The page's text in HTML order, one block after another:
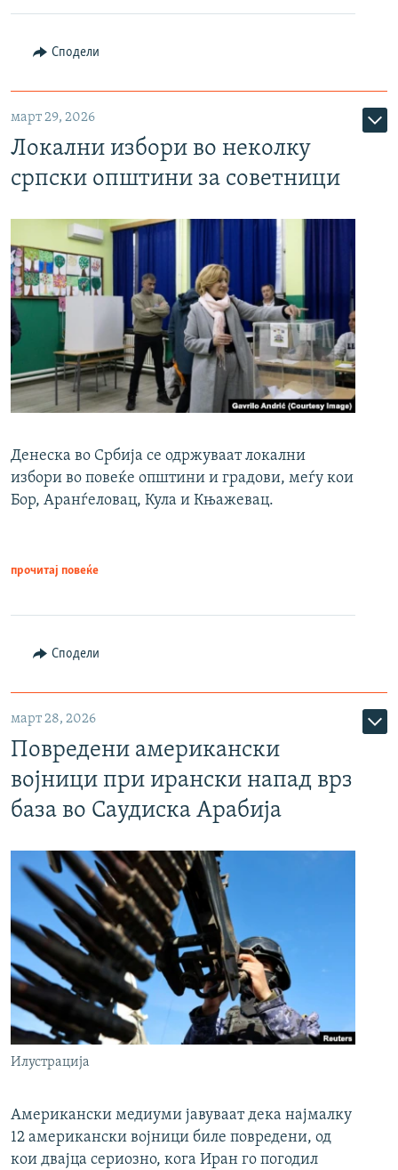
Сподели
март 29, 2026
Локални избори во неколку
српски општини за советници
Денеска во Србија се одржуваат локални
избори во повеќе општини и градови, меѓу кои
Бор, Аранѓеловац, Кула и Књажевац.
прочитај повеќе
Сподели
март 28, 2026
Повредени американски
војници при ирански напад врз
база во Саудиска Арабија
Илустрација
Американски медиуми јавуваат дека најмалку
12 американски војници биле повредени, од
кои двајца сериозно, кога Иран го погодил